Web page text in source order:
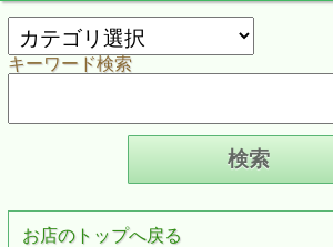
キーワード検索
お店のトップへ戻る